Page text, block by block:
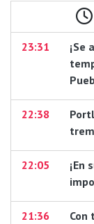
23:31
¡Se
22:38
22:05
¡En
21:36
Con